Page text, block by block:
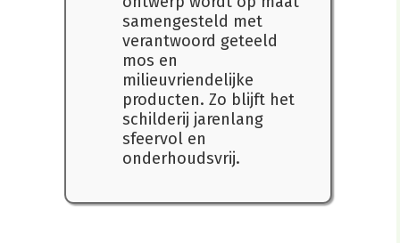
samengesteld met
verantwoord geteeld
mos en
milieuvriendelijke
producten. Zo blijft het
schilderij jarenlang
sfeervol en
onderhoudsvrij.